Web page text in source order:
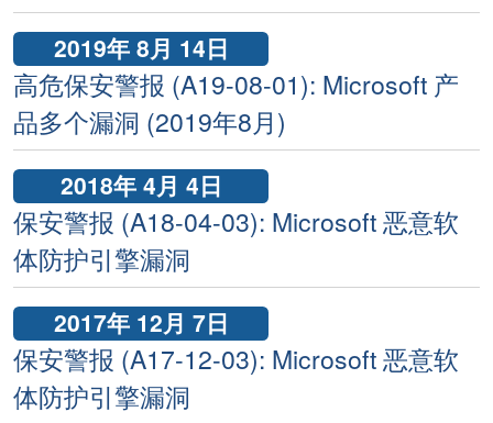
2019年 8月 14日
高危保安警报 (A19-08-01): Microsoft 产
品多个漏洞 (2019年8月)
2018年 4月 4日
保安警报 (A18-04-03): Microsoft 恶意软
体防护引擎漏洞
2017年 12月 7日
保安警报 (A17-12-03): Microsoft 恶意软
体防护引擎漏洞